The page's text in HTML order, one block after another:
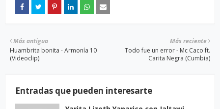
Más reciente
Todo fue un error - Mc Caco ft.
Carita Negra (Cumbia)
Más antigua
Huambrita bonita - Armonía 10
(Videoclip)
Entradas que pueden interesarte